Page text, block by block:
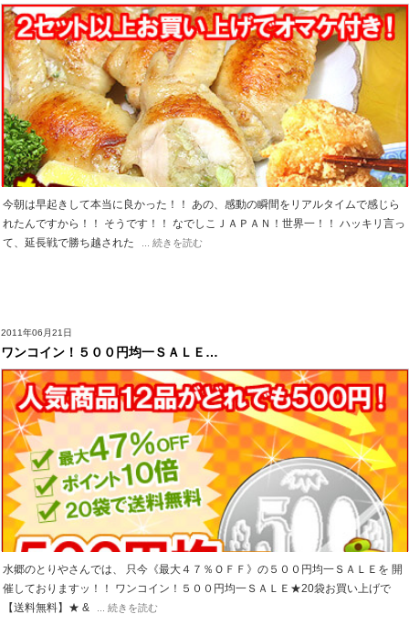
今朝は早起きして本当に良かった！！ あの、感動の瞬間をリアルタイムで感じら
れたんですから！！ そうです！！ なでしこＪＡＰＡＮ！世界一！！ ハッキリ言っ
て、延長戦で勝ち越された
... 続きを読む
2011年06月21日
ワンコイン！５００円均一ＳＡＬＥ…
水郷のとりやさんでは、 只今《最大４７％ＯＦＦ》の５００円均一ＳＡＬＥを 開
催しておりますッ！！ ワンコイン！５００円均一ＳＡＬＥ★20袋お買い上げで
【送料無料】★ &
... 続きを読む